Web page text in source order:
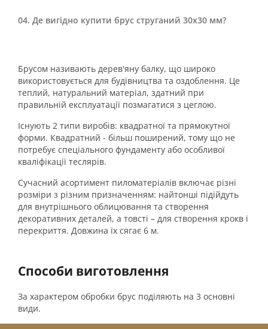
Де вигідно купити брус струганий 30х30 мм?
Брусом називають дерев'яну балку, що широко
використовується для будівництва та оздоблення. Це
теплий, натуральний матеріал, здатний при
правильній експлуатації позмагатися з цеглою.
Існують 2 типи виробів: квадратної та прямокутної
форми. Квадратний - більш поширений, тому що не
потребує спеціального фундаменту або особливої ​
кваліфікації теслярів.
Сучасний асортимент пиломатеріалів включає різні
розміри з різним призначенням: найтонші підійдуть
для внутрішнього облицювання та створення
декоративних деталей, а товсті – для створення крокв і
перекриття. Довжина їх сягає 6 м.
Способи виготовлення
За характером обробки брус поділяють на 3 основні
види.